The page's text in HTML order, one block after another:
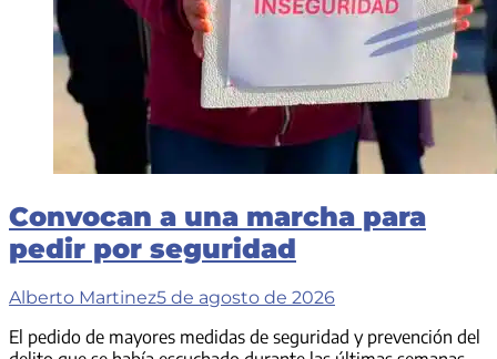
Convocan a una marcha para
pedir por seguridad
Alberto Martinez5 de agosto de 2026
El pedido de mayores medidas de seguridad y prevención del